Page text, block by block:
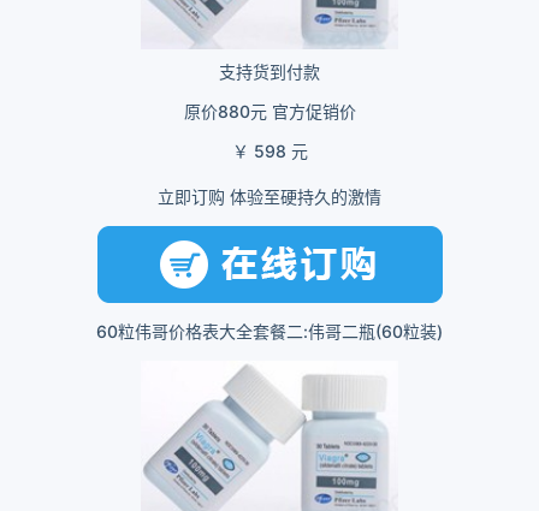
支持货到付款
原价880元 官方促销价
￥ 598 元
立即订购 体验至硬持久的激情
60粒伟哥价格表大全套餐二:伟哥二瓶(60粒装)